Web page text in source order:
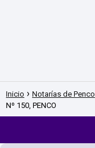
Inicio Notarías de Penco
Nº 150, PENCO